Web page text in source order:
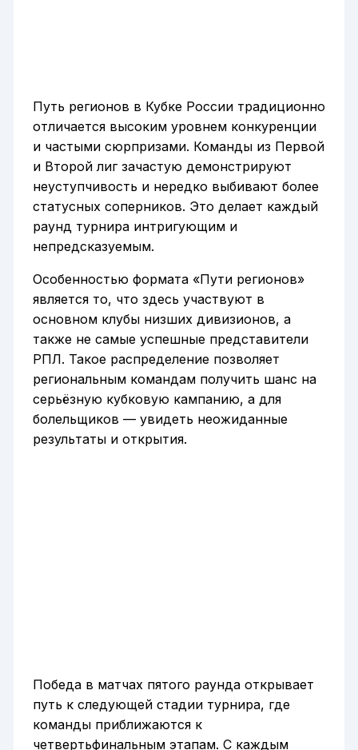
Путь регионов в Кубке России традиционно
отличается высоким уровнем конкуренции
и частыми сюрпризами. Команды из Первой
и Второй лиг зачастую демонстрируют
неуступчивость и нередко выбивают более
статусных соперников. Это делает каждый
раунд турнира интригующим и
непредсказуемым.
Особенностью формата «Пути регионов»
является то, что здесь участвуют в
основном клубы низших дивизионов, а
также не самые успешные представители
РПЛ. Такое распределение позволяет
региональным командам получить шанс на
серьёзную кубковую кампанию, а для
болельщиков — увидеть неожиданные
результаты и открытия.
Победа в матчах пятого раунда открывает
путь к следующей стадии турнира, где
команды приближаются к
четвертьфинальным этапам. С каждым